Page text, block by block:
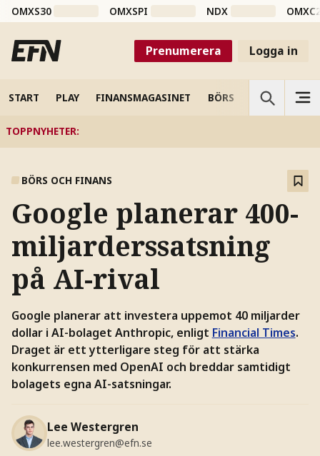
OMXS30 OMXSPI NDX
Prenumerera Logga in
START PLAY FINANSMAGASINET BÖRS VETENSKAP
TOPPNYHETER:
BÖRS OCH FINANS
Google planerar 400-
miljarderssatsning
på AI-rival
Google planerar att investera uppemot 40 miljarder
dollar i AI-bolaget Anthropic, enligt Financial Times.
Draget är ett ytterligare steg för att stärka
konkurrensen med OpenAI och breddar samtidigt
bolagets egna AI-satsningar.
Lee Westergren
lee.westergren@efn.se